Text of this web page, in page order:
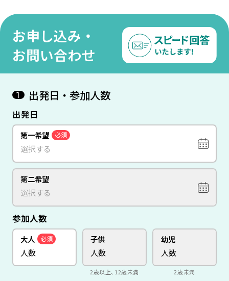
日間
間
お申し込み・
お問い合わせ
1 出発日・参加人数
出発日
第一希望 必須
第二希望
参加人数
大人 必須 子供
2歳以上、12歳未満
幼児
2歳未満